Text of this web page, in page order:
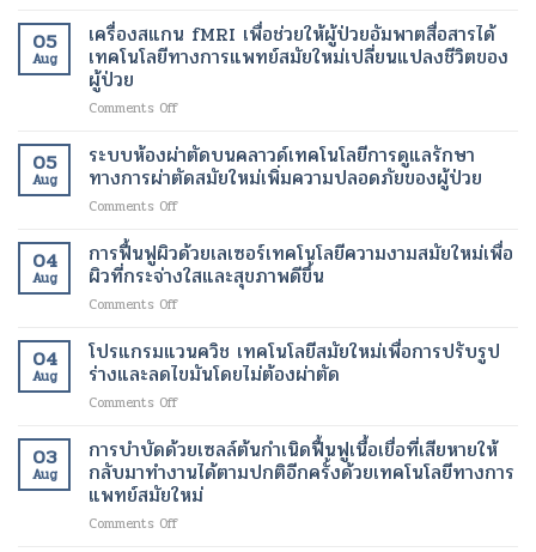
เทคโนโลยี
สมัย
ใหม่
ขา
สุขภาพ
ดี
และ
ขึ้น
อินฟราเรด
เพื่อ
ช่วย
ไข
เฉพาะ
จุด
และ
เร่ง
การ
เผา
เทคโนโลยี
สมัย
ใหม่
ลด
น้ำ
หนัก
05
Aug
เครื่องสแกน fMRI เพื่อช่วยให้ผู้ป่วยอัมพาตสื่อสารได้
เทคโนโลยีทางการแพทย์สมัยใหม่เปลี่ยนแปลงชีวิตของ
ผู้ป่วย
Comments Offon
สแกน
fMRI
เพื่อ
ช่วย
ผู้
ป่วย
เทคโนโลยี
ทางการ
เปลี่ยนแปลง
ชีวิต
ของ
ผู้
05
Aug
ระบบห้องผ่าตัดบนคลาวด์เทคโนโลยีการดูแลรักษา
ทางการผ่าตัดสมัยใหม่เพิ่มความปลอดภัยของผู้ป่วย
Comments Offon
ห้อง
ผ่าตัด
บน
คลา
เทคโนโลยี
การ
ผ่าตัด
สมัย
ใหม่
04
Aug
การฟื้นฟูผิวด้วยเลเซอร์เทคโนโลยีความงามสมัยใหม่เพื่อ
ผิวที่กระจ่างใสและสุขภาพดีขึ้น
Comments Offon
ฟื้นฟู
ผิว
ด้วย
เลเซอร์
ความ
งาม
สมัย
ใหม่
เพื่อ
04
Aug
โปรแกรมแวนควิช เทคโนโลยีสมัยใหม่เพื่อการปรับรูป
ร่างและลดไขมันโดยไม่ต้องผ่าตัด
Comments Offon
แก
รม
แวน
ควิช
เทคโนโลยี
03
Aug
การบำบัดด้วยเซลล์ต้นกำเนิดฟื้นฟูเนื้อเยื่อที่เสียหายให้
กลับมาทำงานได้ตามปกติอีกครั้งด้วยเทคโนโลยีทางการ
แพทย์สมัยใหม่
Comments Offon